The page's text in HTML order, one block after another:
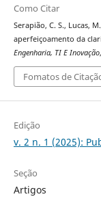
Como Citar
Serapião, C. S., Lucas,
aperfeiçoamento da
Engenharia, TI E Inovação,
Fomatos de
Edição
v. 2 n. 1 (2025):
Seção
Artigos